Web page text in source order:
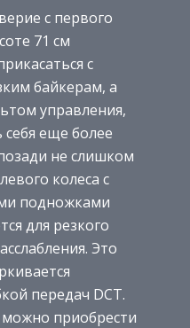
с первого
71 см
с
байкерам, а
управления,
себя еще более
не слишком
колеса с
подножками
для резкого
Это
передач DCT.
можно приобрести